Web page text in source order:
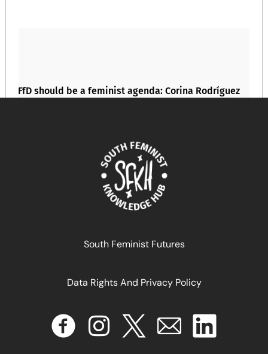
FfD should be a feminist agenda: Corina Rodríguez
South Feminist Futures
Data Rights And Privacy Policy